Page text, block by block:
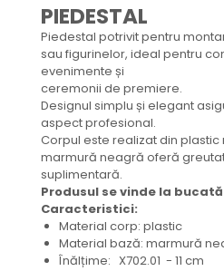
PIEDESTAL
Piedestal potrivit pentru
sau figurinelor, ideal pentru
evenimente și
ceremonii de premiere.
Designul simplu și elegant
aspect profesional.
Corpul este realizat din plastic
marmură neagră oferă
suplimentară.
Produsul se vinde la
Caracteristici:
Material corp: plastic
Material bază: marmură
Înălțime: X702.01 - 11 cm